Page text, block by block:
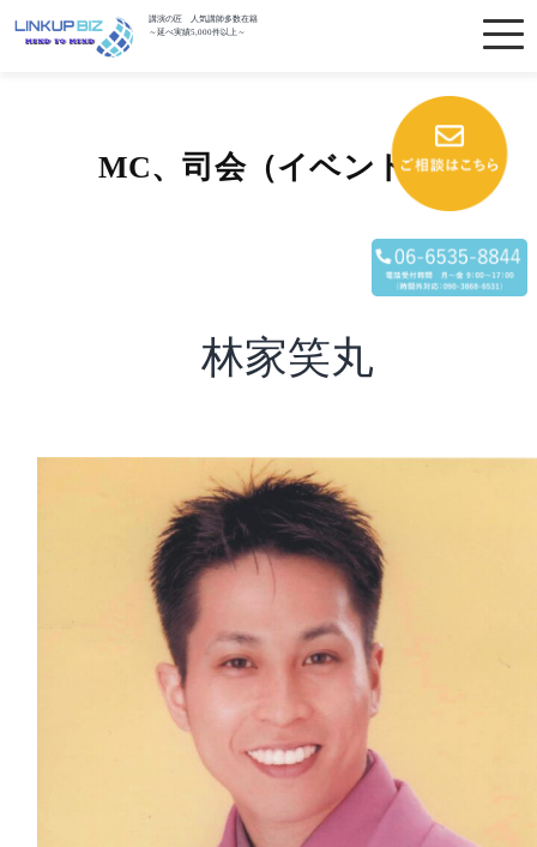
講演の匠 人気講師多数在籍
～延べ実績5,000件以上～
MC、司会（イベント）
林家笑丸